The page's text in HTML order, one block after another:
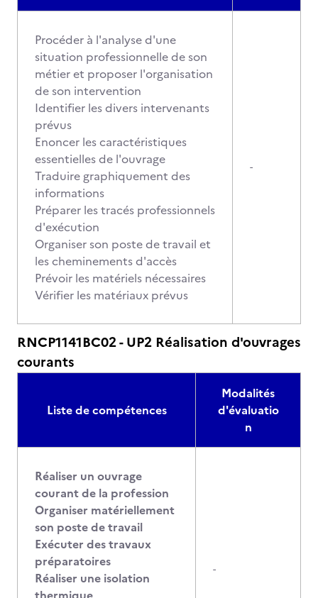
Procéder à l'analyse d'une
situation professionnelle de son
métier et proposer l'organisation
de son intervention
Identifier les divers intervenants
prévus
Enoncer les caractéristiques
essentielles de l'ouvrage
Traduire graphiquement des
informations
Préparer les tracés professionnels
d'exécution
Organiser son poste de travail et
les cheminements d'accès
Prévoir les matériels nécessaires
Vérifier les matériaux prévus
-
RNCP1141BC02 - UP2 Réalisation d'ouvrages
courants
Liste de compétences
Modalités
d'évaluatio
n
Réaliser un ouvrage
courant de la profession
Organiser matériellement
son poste de travail
Exécuter des travaux
préparatoires
Réaliser une isolation
-